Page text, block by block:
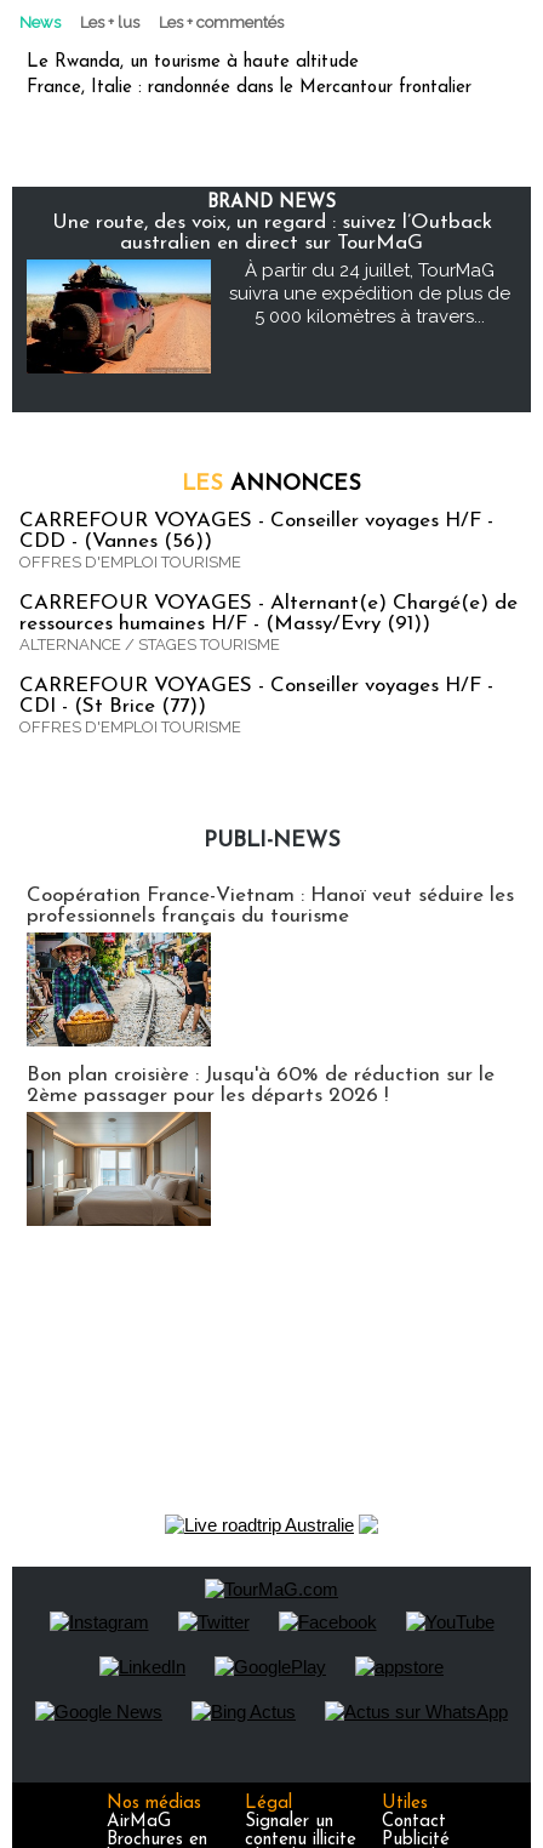
News Les + lus Les + commentés
Le Rwanda, un tourisme à haute altitude
France, Italie : randonnée dans le Mercantour frontalier
BRAND NEWS
Une route, des voix, un regard : suivez l’Outback
australien en direct sur TourMaG
À partir du 24 juillet, TourMaG
suivra une expédition de plus de
5 000 kilomètres à travers...
LES ANNONCES
CARREFOUR VOYAGES - Conseiller voyages H/F -
CDD - (Vannes (56))
OFFRES D'EMPLOI TOURISME
CARREFOUR VOYAGES - Alternant(e) Chargé(e) de
ressources humaines H/F - (Massy/Evry (91))
ALTERNANCE / STAGES TOURISME
CARREFOUR VOYAGES - Conseiller voyages H/F -
CDI - (St Brice (77))
OFFRES D'EMPLOI TOURISME
PUBLI-NEWS
Coopération France-Vietnam : Hanoï veut séduire les
professionnels français du tourisme
Bon plan croisière : Jusqu'à 60% de réduction sur le
2ème passager pour les départs 2026 !
Nos médias
AirMaG
Brochures en
Légal
Signaler un
contenu illicite
Utiles
Contact
Publicité